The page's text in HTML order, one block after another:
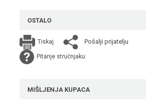
OSTALO
Tiskaj Pošalji prijatelju
Pitanje stručnjaku:
MIŠLJENJA KUPACA